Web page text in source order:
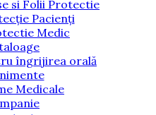
si Folii Protectie
Pacienți
Medic
îngrijirea orală
Medicale